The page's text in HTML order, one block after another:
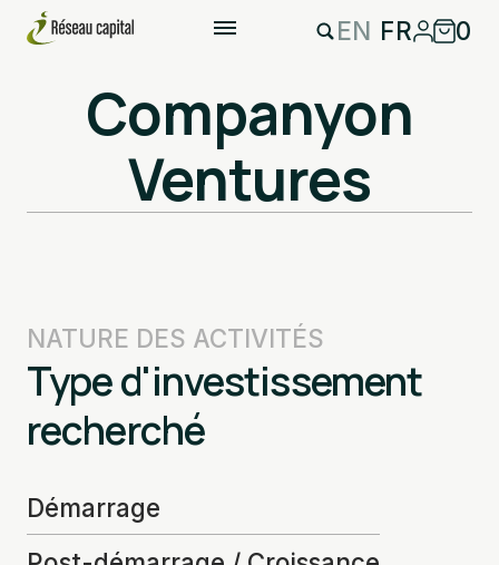
EN FR 0
Companyon
Ventures
NATURE DES ACTIVITÉS
Type d'investissement
recherché
Démarrage